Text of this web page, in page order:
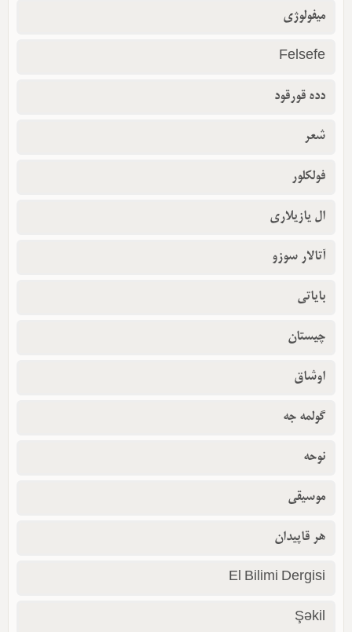
میفولوژی
Felsefe
دده قورقود
شعر
فولکلور
ال یازیلاری
آتالار سوزو
بایاتی
چیستان
اوشاق
گولمه جه
نوحه
موسیقی
هر قاپیدان
El Bilimi Dergisi
Şəkil